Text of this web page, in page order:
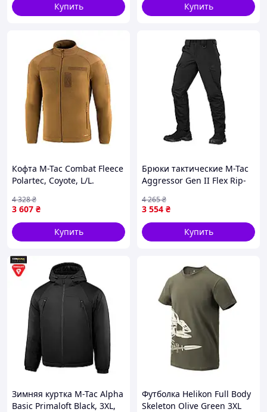
Купить
Купить
Кофта M-Tac Combat Fleece
Polartec, Coyote, L/L.
тактическая.
3 607 ₴
4 328₴
Купить
Брюки тактические M-Tac
Aggressor Gen II Flex Rip-
Материал Rip-Stop, вес
~700-800 г,
водоотталкивающее
3 554 ₴
4 265₴
Купить
Зимняя куртка M-Tac Alpha
Basic Primaloft Black, 3XL,
Футболка Helikon Full Body
Skeleton Olive Green 3XL